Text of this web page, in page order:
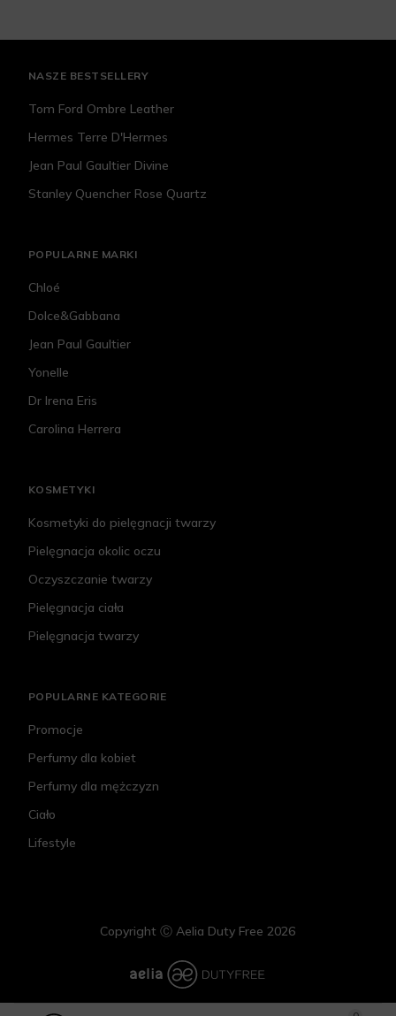
NASZE BESTSELLERY
Tom Ford Ombre Leather
Hermes Terre D'Hermes
Jean Paul Gaultier Divine
Stanley Quencher Rose Quartz
POPULARNE MARKI
Chloé
Dolce&Gabbana
Jean Paul Gaultier
Yonelle
Dr Irena Eris
Carolina Herrera
KOSMETYKI
Kosmetyki do pielęgnacji twarzy
Pielęgnacja okolic oczu
Oczyszczanie twarzy
Pielęgnacja ciała
Pielęgnacja twarzy
POPULARNE KATEGORIE
Promocje
Perfumy dla kobiet
Perfumy dla mężczyzn
Ciało
Lifestyle
Copyright Ⓒ Aelia Duty Free 2026